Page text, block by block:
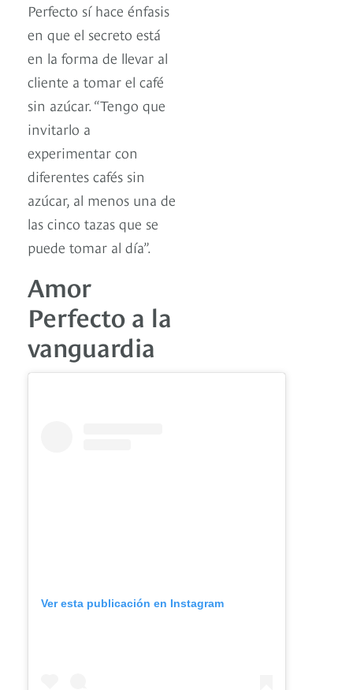
Perfecto sí hace énfasis
en que el secreto está
en la forma de llevar al
cliente a tomar el café
sin azúcar. “Tengo que
invitarlo a
experimentar con
diferentes cafés sin
azúcar, al menos una de
las cinco tazas que se
puede tomar al día”.
Amor
Perfecto a la
vanguardia
Ver esta publicación en Instagram